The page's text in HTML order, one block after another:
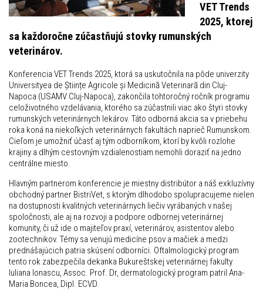
VET Trends
2025, ktorej
sa každoročne zúčastňujú stovky rumunských
veterinárov.
Konferencia VET Trends 2025, ktorá sa uskutočnila na pôde univerzity
Universityea de Științe Agricole și Medicină Veterinară din Cluj-
Napoca (USAMV Cluj-Napoca), zakončila tohtoročný ročník programu
celoživotného vzdelávania, ktorého sa zúčastnili viac ako štyri stovky
rumunských veterinárnych lekárov. Táto odborná akcia sa v priebehu
roka koná na niekoľkých veterinárnych fakultách naprieč Rumunskom.
Cieľom je umožniť účasť aj tým odborníkom, ktorí by kvôli rozlohe
krajiny a dlhým cestovným vzdialenostiam nemohli doraziť na jedno
centrálne miesto.
Hlavným partnerom konferencie je miestny distribútor a náš exkluzívny
obchodný partner BistriVet, s ktorým dlhodobo spolupracujeme nielen
na dostupnosti kvalitných veterinárnych liečiv vyrábaných v našej
spoločnosti, ale aj na rozvoji a podpore odbornej veterinárnej
komunity, či už ide o majiteľov praxí, veterinárov, asistentov alebo
zootechnikov. Témy sa venujú medicíne psov a mačiek a medzi
prednášajúcich patria skúsení odborníci. Oftalmologický program
tento rok zabezpečila dekanka Bukureštskej veterinárnej fakulty
Iuliana Ionascu, Assoc. Prof. Dr, dermatologický program patril Ana-
Maria Boncea, Dipl. ECVD.